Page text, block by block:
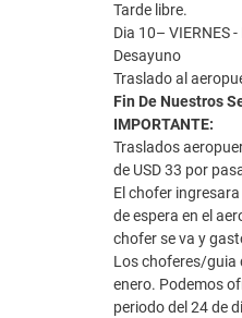
Tarde libre.
Dia 10– VIERNES -
Desayuno
Traslado al
Fin De Nuestros
IMPORTANTE:
Traslados
de USD 33 por
El chofer
de espera en el
chofer se va y
Los choferes/guia
enero. Podemos
periodo del 24 de